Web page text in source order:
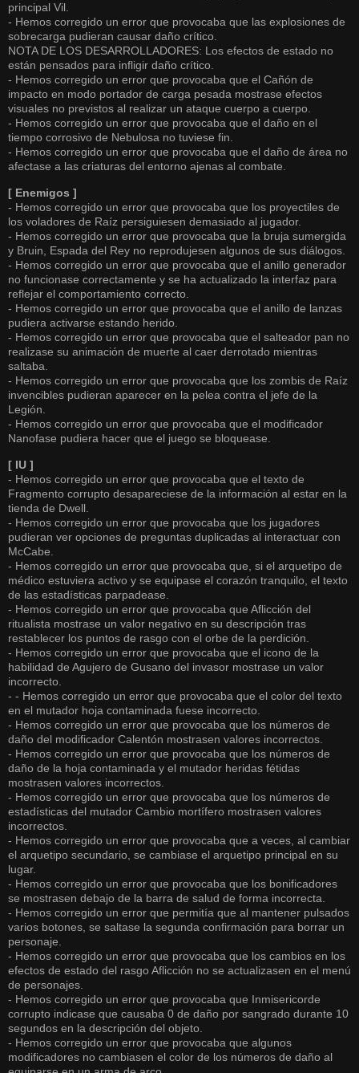
principal Vil.
- Hemos corregido un error que provocaba que las explosiones de
sobrecarga pudieran causar daño crítico.
NOTA DE LOS DESARROLLADORES: Los efectos de estado no
están pensados para infligir daño crítico.
- Hemos corregido un error que provocaba que el Cañón de
impacto en modo portador de carga pesada mostrase efectos
visuales no previstos al realizar un ataque cuerpo a cuerpo.
- Hemos corregido un error que provocaba que el daño en el
tiempo corrosivo de Nebulosa no tuviese fin.
- Hemos corregido un error que provocaba que el daño de área no
afectase a las criaturas del entorno ajenas al combate.
[ Enemigos ]
- Hemos corregido un error que provocaba que los proyectiles de
los voladores de Raíz persiguiesen demasiado al jugador.
- Hemos corregido un error que provocaba que la bruja sumergida
y Bruin, Espada del Rey no reprodujesen algunos de sus diálogos.
- Hemos corregido un error que provocaba que el anillo generador
no funcionase correctamente y se ha actualizado la interfaz para
reflejar el comportamiento correcto.
- Hemos corregido un error que provocaba que el anillo de lanzas
pudiera activarse estando herido.
- Hemos corregido un error que provocaba que el salteador pan no
realizase su animación de muerte al caer derrotado mientras
saltaba.
- Hemos corregido un error que provocaba que los zombis de Raíz
invencibles pudieran aparecer en la pelea contra el jefe de la
Legión.
- Hemos corregido un error que provocaba que el modificador
Nanofase pudiera hacer que el juego se bloquease.
[ IU ]
- Hemos corregido un error que provocaba que el texto de
Fragmento corrupto desapareciese de la información al estar en la
tienda de Dwell.
- Hemos corregido un error que provocaba que los jugadores
pudieran ver opciones de preguntas duplicadas al interactuar con
McCabe.
- Hemos corregido un error que provocaba que, si el arquetipo de
médico estuviera activo y se equipase el corazón tranquilo, el texto
de las estadísticas parpadease.
- Hemos corregido un error que provocaba que Aflicción del
ritualista mostrase un valor negativo en su descripción tras
restablecer los puntos de rasgo con el orbe de la perdición.
- Hemos corregido un error que provocaba que el icono de la
habilidad de Agujero de Gusano del invasor mostrase un valor
incorrecto.
- - Hemos corregido un error que provocaba que el color del texto
en el mutador hoja contaminada fuese incorrecto.
- Hemos corregido un error que provocaba que los números de
daño del modificador Calentón mostrasen valores incorrectos.
- Hemos corregido un error que provocaba que los números de
daño de la hoja contaminada y el mutador heridas fétidas
mostrasen valores incorrectos.
- Hemos corregido un error que provocaba que los números de
estadísticas del mutador Cambio mortífero mostrasen valores
incorrectos.
- Hemos corregido un error que provocaba que a veces, al cambiar
el arquetipo secundario, se cambiase el arquetipo principal en su
lugar.
- Hemos corregido un error que provocaba que los bonificadores
se mostrasen debajo de la barra de salud de forma incorrecta.
- Hemos corregido un error que permitía que al mantener pulsados
varios botones, se saltase la segunda confirmación para borrar un
personaje.
- Hemos corregido un error que provocaba que los cambios en los
efectos de estado del rasgo Aflicción no se actualizasen en el menú
de personajes.
- Hemos corregido un error que provocaba que Inmisericorde
corrupto indicase que causaba 0 de daño por sangrado durante 10
segundos en la descripción del objeto.
- Hemos corregido un error que provocaba que algunos
modificadores no cambiasen el color de los números de daño al